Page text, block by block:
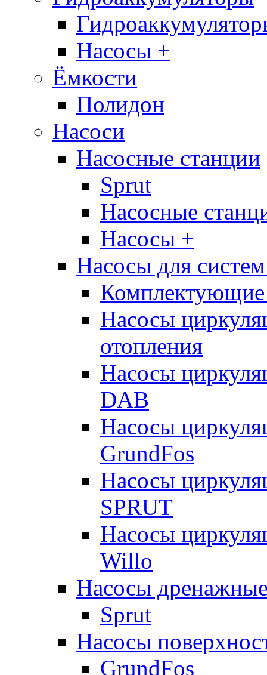
Насосы +
Ёмкости
Полидон
Насоси
Насосные станции
Sprut
Насосные
Насосы +
Насосы для
Комплектующие
Насосы
отопления
Насосы
DAB
Насосы
GrundFos
Насосы
SPRUT
Насосы
Willo
Насосы
Sprut
Насосы
GrundFos